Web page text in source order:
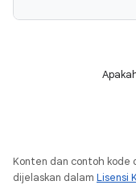
Konten dan contoh kode
dijelaskan dalam Lisensi